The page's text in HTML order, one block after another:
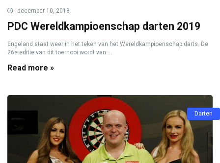
december 10, 2018
PDC Wereldkampioenschap darten 2019
Engeland staat weer in het teken van het Wereldkampioenschap darts. De
26e editie van dit toernooi wordt van ...
Read more »
Darten